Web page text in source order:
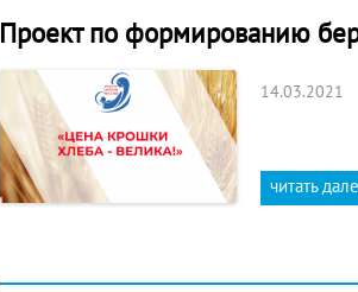
Проект по формированию
14.03.2021
читать